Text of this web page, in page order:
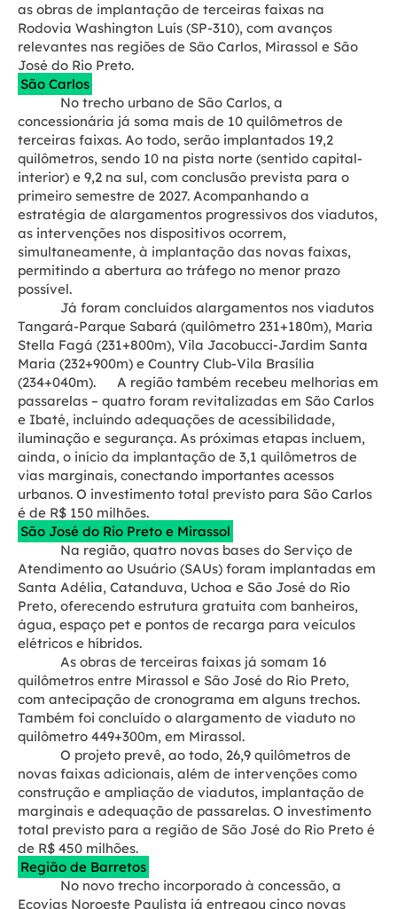
as obras de implantação de terceiras faixas na
Rodovia Washington Luís (SP-310), com avanços
relevantes nas regiões de São Carlos, Mirassol e São
José do Rio Preto.
São Carlos
No trecho urbano de São Carlos, a
concessionária já soma mais de 10 quilômetros de
terceiras faixas. Ao todo, serão implantados 19,2
quilômetros, sendo 10 na pista norte (sentido capital-
interior) e 9,2 na sul, com conclusão prevista para o
primeiro semestre de 2027. Acompanhando a
estratégia de alargamentos progressivos dos viadutos,
as intervenções nos dispositivos ocorrem,
simultaneamente, à implantação das novas faixas,
permitindo a abertura ao tráfego no menor prazo
possível.
Já foram concluídos alargamentos nos viadutos
Tangará-Parque Sabará (quilômetro 231+180m), Maria
Stella Fagá (231+800m), Vila Jacobucci-Jardim Santa
Maria (232+900m) e Country Club-Vila Brasília
(234+040m). A região também recebeu melhorias em
passarelas – quatro foram revitalizadas em São Carlos
e Ibaté, incluindo adequações de acessibilidade,
iluminação e segurança. As próximas etapas incluem,
ainda, o início da implantação de 3,1 quilômetros de
vias marginais, conectando importantes acessos
urbanos. O investimento total previsto para São Carlos
é de R$ 150 milhões.
São José do Rio Preto e Mirassol
Na região, quatro novas bases do Serviço de
Atendimento ao Usuário (SAUs) foram implantadas em
Santa Adélia, Catanduva, Uchoa e São José do Rio
Preto, oferecendo estrutura gratuita com banheiros,
água, espaço pet e pontos de recarga para veículos
elétricos e híbridos.
As obras de terceiras faixas já somam 16
quilômetros entre Mirassol e São José do Rio Preto,
com antecipação de cronograma em alguns trechos.
Também foi concluído o alargamento de viaduto no
quilômetro 449+300m, em Mirassol.
O projeto prevê, ao todo, 26,9 quilômetros de
novas faixas adicionais, além de intervenções como
construção e ampliação de viadutos, implantação de
marginais e adequação de passarelas. O investimento
total previsto para a região de São José do Rio Preto é
de R$ 450 milhões.
Região de Barretos
No novo trecho incorporado à concessão, a
Ecovias Noroeste Paulista já entregou cinco novas